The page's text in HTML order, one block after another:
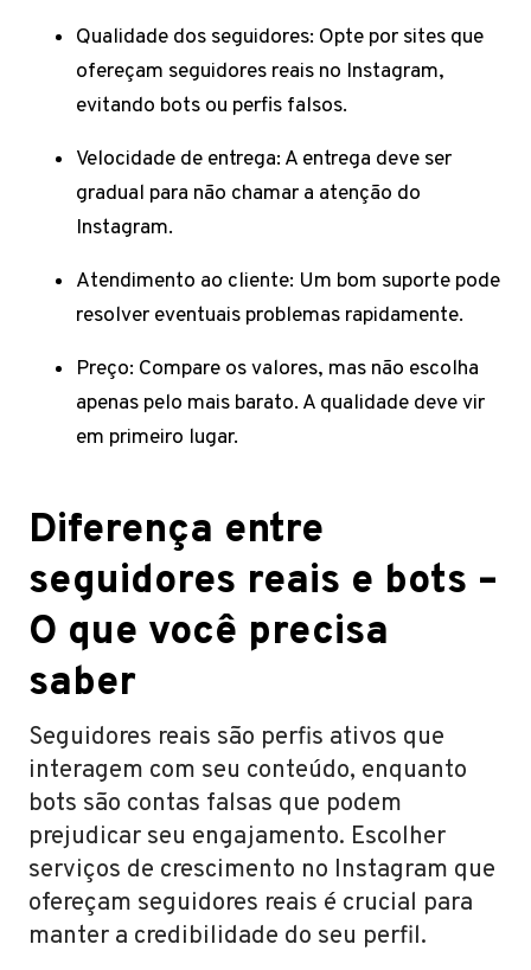
Qualidade dos seguidores: Opte por sites que
ofereçam seguidores reais no Instagram,
evitando bots ou perfis falsos.
Velocidade de entrega: A entrega deve ser
gradual para não chamar a atenção do
Instagram.
Atendimento ao cliente: Um bom suporte pode
resolver eventuais problemas rapidamente.
Preço: Compare os valores, mas não escolha
apenas pelo mais barato. A qualidade deve vir
em primeiro lugar.
Diferença entre
seguidores reais e bots –
O que você precisa
saber
Seguidores reais são perfis ativos que
interagem com seu conteúdo, enquanto
bots são contas falsas que podem
prejudicar seu engajamento. Escolher
serviços de crescimento no Instagram que
ofereçam seguidores reais é crucial para
manter a credibilidade do seu perfil.